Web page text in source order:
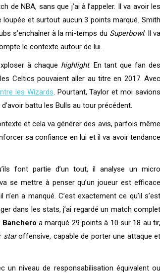
NBA, sans que j’ai à l’appeler. Il va avoir les
loupée et surtout aucun 3 points marqué. Smith
s’enchaîner à la mi-temps du Superbowl. Il va
le contexte autour de lui.
à chaque highlight. En tant que fan des
Celtics pouvaient aller au titre en 2017. Avec
les Wizards . Pourtant, Taylor et moi savions
battu les Bulls au tour précédent.
et cela va générer des avis, parfois même
sa confiance en lui et il va avoir tendance
font partie d’un tout, il analyse un micro
se mettre à penser qu’un joueur est efficace
a manqué. C’est exactement ce qu’il s’est
dans les stats, j’ai regardé un match complet
Banchero a marqué 29 points à 10 sur 18 au tir,
staroffensive, capable de porter une attaque et
un niveau de responsabilisation équivalent ou